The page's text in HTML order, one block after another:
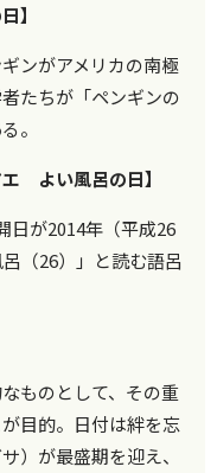
】
ンがアメリカの南極
たちが「ペンギンの
。
よい風呂の日】
日が2014年（平成26
（26）」と読む語呂
ものとして、その重
目的。日付は絆を忘
）が最盛期を迎え、